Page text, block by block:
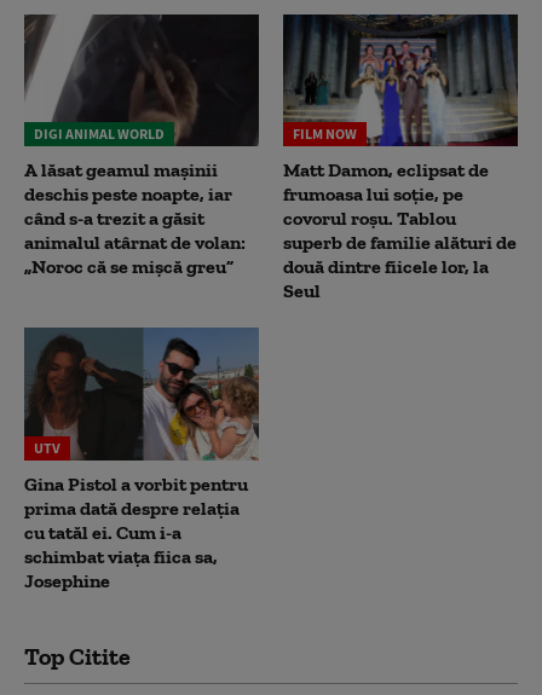
DIGI ANIMAL WORLD
A lăsat geamul mașinii
deschis peste noapte, iar
când s-a trezit a găsit
animalul atârnat de volan:
„Noroc că se mișcă greu”
FILM NOW
Matt Damon, eclipsat de
frumoasa lui soție, pe
covorul roșu. Tablou
superb de familie alături de
două dintre fiicele lor, la
Seul
UTV
Gina Pistol a vorbit pentru
prima dată despre relația
cu tatăl ei. Cum i-a
schimbat viața fiica sa,
Josephine
Top Citite